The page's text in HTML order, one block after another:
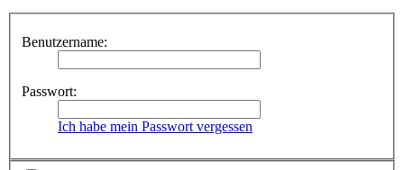
Benutzername:
Passwort:
Ich habe mein Passwort vergessen